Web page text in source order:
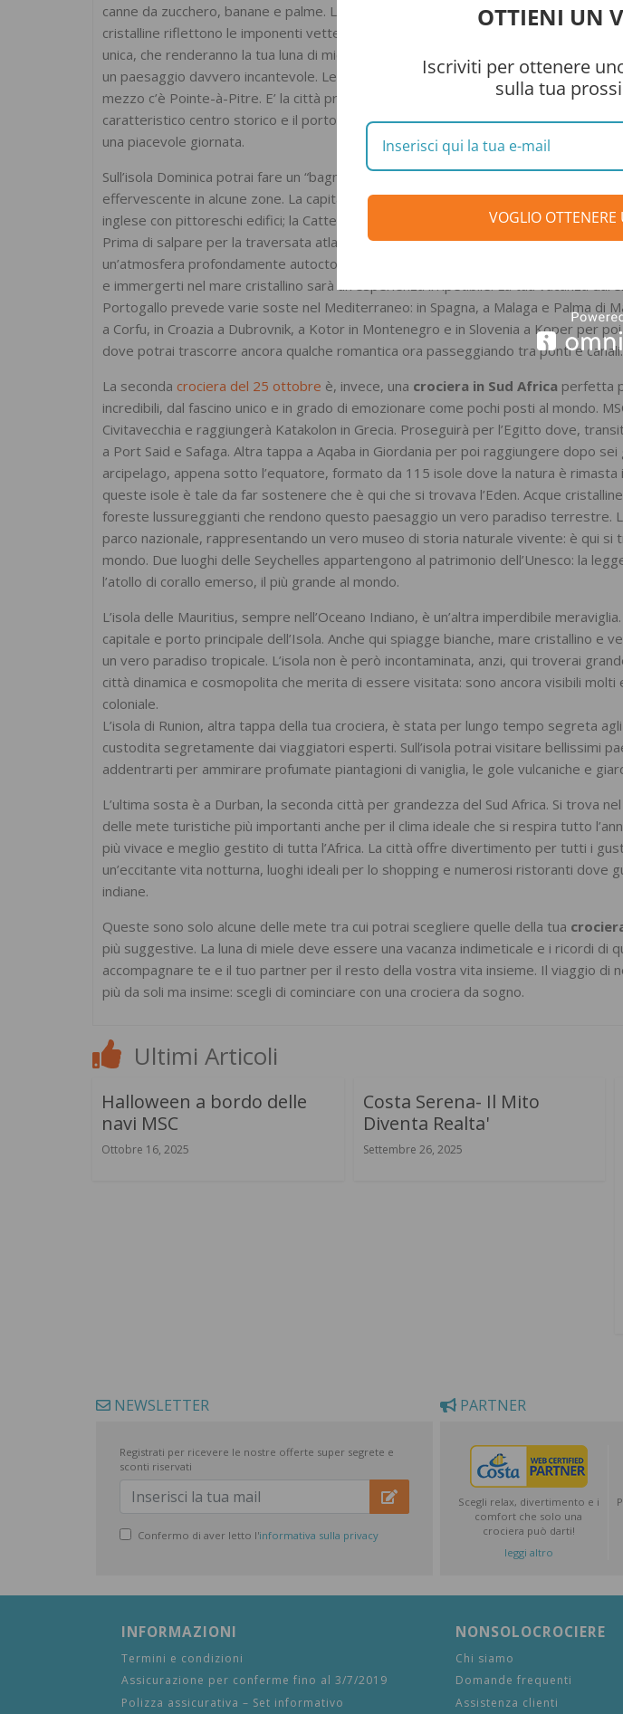
canne da zucchero, banane e palme. La seconda tappa sarà nella baia di Castries
cristalline riflettono le imponenti vette gemelle simbolo dell’isola: i Pitons. Qui
unica, che renderanno la tua luna di miele così come la sognavi. Anche l’arcipelago
un paesaggio davvero incantevole. Le sue due isole principali Grande Terre e
mezzo c’è Pointe-à-Pitre. E’ la città principale di Guadalupe ed offre molto da
caratteristico centro storico e il porto antico. Anche qui mare e spiagge sono
una piacevole giornata.
Sull’isola Dominica potrai fare un “bagno con le bollicine” poiché l’attività
effervescente in alcune zone. La capitale è Roseau ed offre alcune attrazione per
inglese con pittoreschi edifici; la Cattedrale cattolica in stile gotico e il giardino
Prima di salpare per la traversata atlantica verso il Portogallo, l’ultima sosta
un’atmosfera profondamente autoctona: ritmi, colori, musica ed arte. Le acque di
e immergerti nel mare cristallino sarà un’esperienza irripetibile. La tua vacanza
Portogallo prevede varie soste nel Mediterraneo: in Spagna, a Malaga e Palma di
a Corfu, in Croazia a Dubrovnik, a Kotor in Montenegro e in Slovenia a Koper per
dove potrai trascorre ancora qualche romantica ora passeggiando tra ponti e canali.
La seconda crociera del 25 ottobre è, invece, una crociera in Sud Africa perfetta
incredibili, dal fascino unico e in grado di emozionare come pochi posti al mondo.
Civitavecchia e raggiungerà Katakolon in Grecia. Proseguirà per l’Egitto dove,
a Port Said e Safaga. Altra tappa a Aqaba in Giordania per poi raggiungere dopo sei
arcipelago, appena sotto l’equatore, formato da 115 isole dove la natura è rimasta
queste isole è tale da far sostenere che è qui che si trovava l’Eden. Acque
foreste lussureggianti che rendono questo paesaggio un vero paradiso terrestre.
parco nazionale, rappresentando un vero museo di storia naturale vivente: è qui si
mondo. Due luoghi delle Seychelles appartengono al patrimonio dell’Unesco: la
l’atollo di corallo emerso, il più grande al mondo.
L’isola delle Mauritius, sempre nell’Oceano Indiano, è un’altra imperdibile
capitale e porto principale dell’Isola. Anche qui spiagge bianche, mare cristallino e
un vero paradiso tropicale. L’isola non è però incontaminata, anzi, qui troverai
città dinamica e cosmopolita che merita di essere visitata: sono ancora visibili molti
coloniale.
L’isola di Runion, altra tappa della tua crociera, è stata per lungo tempo segreta
custodita segretamente dai viaggiatori esperti. Sull’isola potrai visitare bellissimi
addentrarti per ammirare profumate piantagioni di vaniglia, le gole vulcaniche e
L’ultima sosta è a Durban, la seconda città per grandezza del Sud Africa. Si trova
delle mete turistiche più importanti anche per il clima ideale che si respira tutto
più vivace e meglio gestito di tutta l’Africa. La città offre divertimento per tutti i
un’eccitante vita notturna, luoghi ideali per lo shopping e numerosi ristoranti dove
indiane.
Queste sono solo alcune delle mete tra cui potrai scegliere quelle della tua
più suggestive. La luna di miele deve essere una vacanza indimeticale e i ricordi di
accompagnare te e il tuo partner per il resto della vostra vita insieme. Il viaggio di
più da soli ma insime: scegli di cominciare con una crociera da sogno.
Ultimi Articoli
Halloween a bordo delle
navi MSC
Ottobre 16, 2025
Costa Serena- Il Mito
Diventa Realta'
Settembre 26, 2025
NEWSLETTER
Registrati per ricevere le nostre offerte super segrete e
sconti riservati
Confermo di aver letto l'informativa sulla privacy
PARTNER
Scegli relax, divertimento e i
comfort che solo una
crociera può darti!
leggi altro
INFORMAZIONI
Termini e condizioni
Assicurazione per conferme fino al 3/7/2019
Polizza assicurativa – Set informativo
NONSOLOCROCIERE
Chi siamo
Domande frequenti
Assistenza clienti
OTTIENI UN
Iscriviti per ottenere
sulla tua
VOGLIO